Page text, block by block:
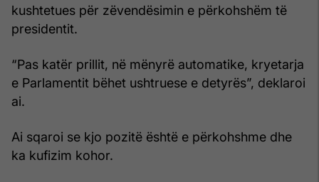
kushtetues për zëvendësimin e përkohshëm të
presidentit.
“Pas katër prillit, në mënyrë automatike, kryetarja
e Parlamentit bëhet ushtruese e detyrës”, deklaroi
ai.
Ai sqaroi se kjo pozitë është e përkohshme dhe
ka kufizim kohor.